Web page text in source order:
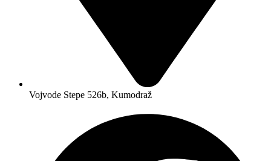
Vojvode Stepe 526b, Kumodraž